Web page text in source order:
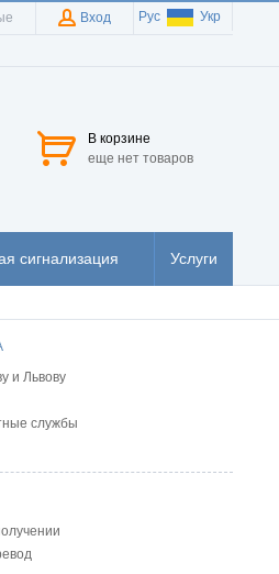
Вход Рус Укр
В корзине
еще нет товаров
сигнализация Услуги
и Львову
службы